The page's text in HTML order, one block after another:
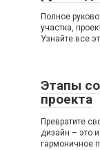
Полное
участка,
Узнайте все
Этапы
проекта
Превратите
дизайн – это
гармоничное